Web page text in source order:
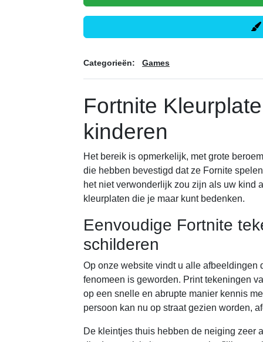
Categorieën: Games
Fortnite
kinderen
Het bereik is opmerkelijk, met grote
die hebben bevestigd dat ze Fornite
het niet verwonderlijk zou zijn als uw kind
kleurplaten die je maar kunt bedenken.
Eenvoudige Fortnite
schilderen
Op onze website vindt u alle afbeeldingen
fenomeen is geworden. Print tekeningen
op een snelle en abrupte manier kennis
persoon kan nu op straat gezien worden,
De kleintjes thuis hebben de neiging zeer